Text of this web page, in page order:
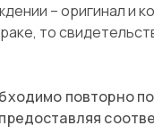
– оригинал и
то
повторно